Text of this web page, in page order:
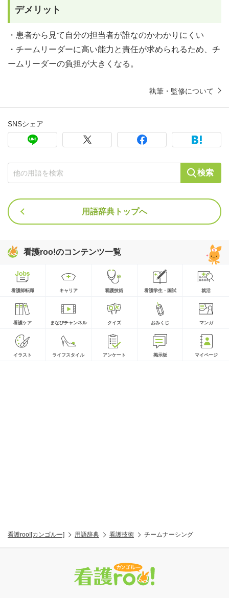
デメリット
・患者から見て自分の担当者が誰なのかわかりにくい
・チームリーダーに高い能力と責任が求められるため、チ
ームリーダーの負担が大きくなる。
執筆・監修について
SNSシェア
検索
用語辞典トップへ
看護roo!のコンテンツ一覧
看護師転職 キャリア 看護技術 看護学生・国試 就活
看護ケア まなびチャンネル クイズ おみくじ マンガ
イラスト ライフスタイル アンケート 掲示板 マイページ
看護roo![カンゴルー] 用語辞典 看護技術 チームナーシング